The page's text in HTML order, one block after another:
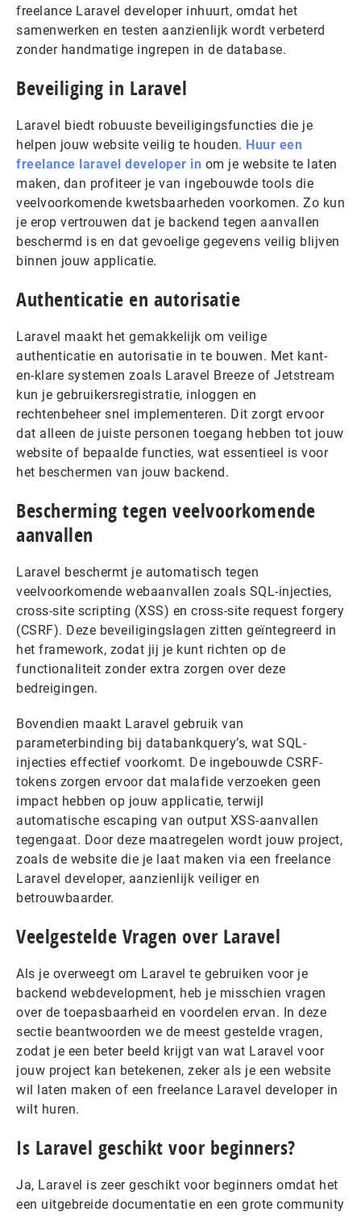
freelance Laravel developer inhuurt, omdat het
samenwerken en testen aanzienlijk wordt verbeterd
zonder handmatige ingrepen in de database.
Beveiliging in Laravel
Laravel biedt robuuste beveiligingsfuncties die je
helpen jouw website veilig te houden. Huur een
freelance laravel developer in om je website te laten
maken, dan profiteer je van ingebouwde tools die
veelvoorkomende kwetsbaarheden voorkomen. Zo kun
je erop vertrouwen dat je backend tegen aanvallen
beschermd is en dat gevoelige gegevens veilig blijven
binnen jouw applicatie.
Authenticatie en autorisatie
Laravel maakt het gemakkelijk om veilige
authenticatie en autorisatie in te bouwen. Met kant-
en-klare systemen zoals Laravel Breeze of Jetstream
kun je gebruikersregistratie, inloggen en
rechtenbeheer snel implementeren. Dit zorgt ervoor
dat alleen de juiste personen toegang hebben tot jouw
website of bepaalde functies, wat essentieel is voor
het beschermen van jouw backend.
Bescherming tegen veelvoorkomende
aanvallen
Laravel beschermt je automatisch tegen
veelvoorkomende webaanvallen zoals SQL-injecties,
cross-site scripting (XSS) en cross-site request forgery
(CSRF). Deze beveiligingslagen zitten geïntegreerd in
het framework, zodat jij je kunt richten op de
functionaliteit zonder extra zorgen over deze
bedreigingen.
Bovendien maakt Laravel gebruik van
parameterbinding bij databankquery’s, wat SQL-
injecties effectief voorkomt. De ingebouwde CSRF-
tokens zorgen ervoor dat malafide verzoeken geen
impact hebben op jouw applicatie, terwijl
automatische escaping van output XSS-aanvallen
tegengaat. Door deze maatregelen wordt jouw project,
zoals de website die je laat maken via een freelance
Laravel developer, aanzienlijk veiliger en
betrouwbaarder.
Veelgestelde Vragen over Laravel
Als je overweegt om Laravel te gebruiken voor je
backend webdevelopment, heb je misschien vragen
over de toepasbaarheid en voordelen ervan. In deze
sectie beantwoorden we de meest gestelde vragen,
zodat je een beter beeld krijgt van wat Laravel voor
jouw project kan betekenen, zeker als je een website
wil laten maken of een freelance Laravel developer in
wilt huren.
Is Laravel geschikt voor beginners?
Ja, Laravel is zeer geschikt voor beginners omdat het
een uitgebreide documentatie en een grote community